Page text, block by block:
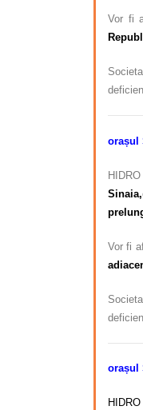
Vor fi
orașul
Sinaia,
Vor fi
orașul